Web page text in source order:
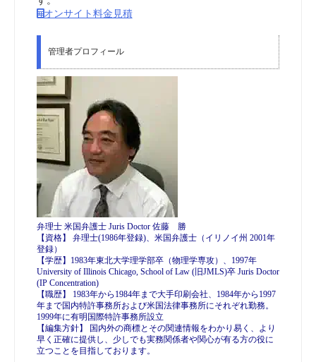
オンサイト料金見積
管理者プロフィール
弁理士 米国弁護士 Juris Doctor 佐藤 勝
【資格】 弁理士(1986年登録)、米国弁護士（イリノイ州 2001年
登録）
【学歴】1983年東北大学理学部卒（物理学専攻）、1997年
University of Illinois Chicago, School of Law (旧JMLS)卒 Juris Doctor
(IP Concentration)
【職歴】 1983年から1984年まで大手印刷会社、1984年から1997
年まで国内特許事務所および米国法律事務所にそれぞれ勤務。
1999年に有明国際特許事務所設立
【編集方針】 国内外の商標とその関連情報をわかり易く、より
早く正確に提供し、少しでも実務関係者や関心が有る方の役に
立つことを目指しております。